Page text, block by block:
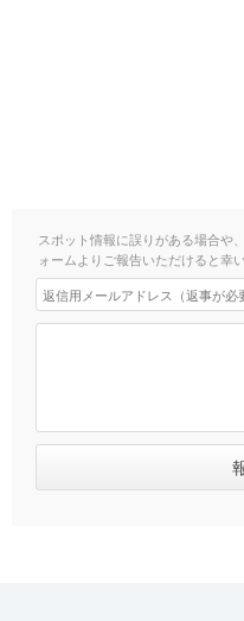
スポット情報に誤りがある場合や
ォームよりご報告いただけると幸い